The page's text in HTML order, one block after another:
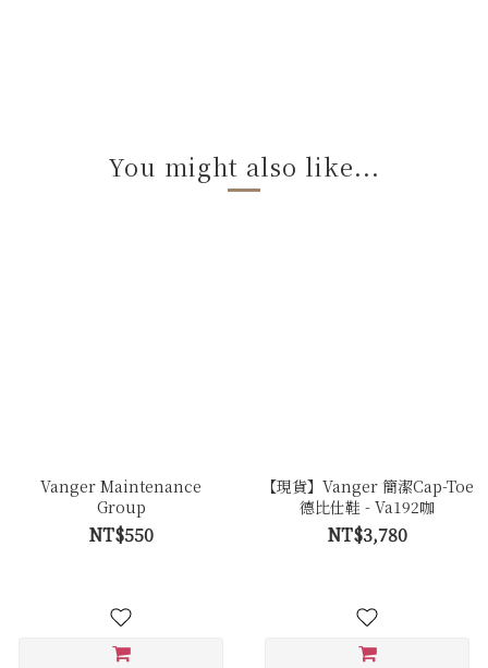
You might also like...
Vanger Maintenance
Group
NT$550
【現貨】Vanger 簡潔Cap-Toe
德比仕鞋 - Va192咖
NT$3,780